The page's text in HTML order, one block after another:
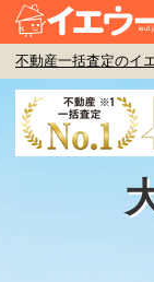
不動産一括査定のイ